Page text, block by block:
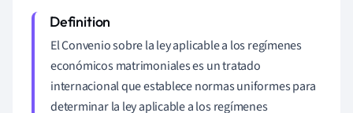
El Convenio sobre la ley aplicable a los regímenes
económicos matrimoniales es un tratado
internacional que establece normas uniformes para
determinar la ley aplicable a los regímenes